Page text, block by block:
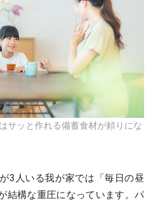
サッと作れる備蓄食材が頼りにな
3人いる我が家では「毎日の昼
結構な重圧になっています。パ